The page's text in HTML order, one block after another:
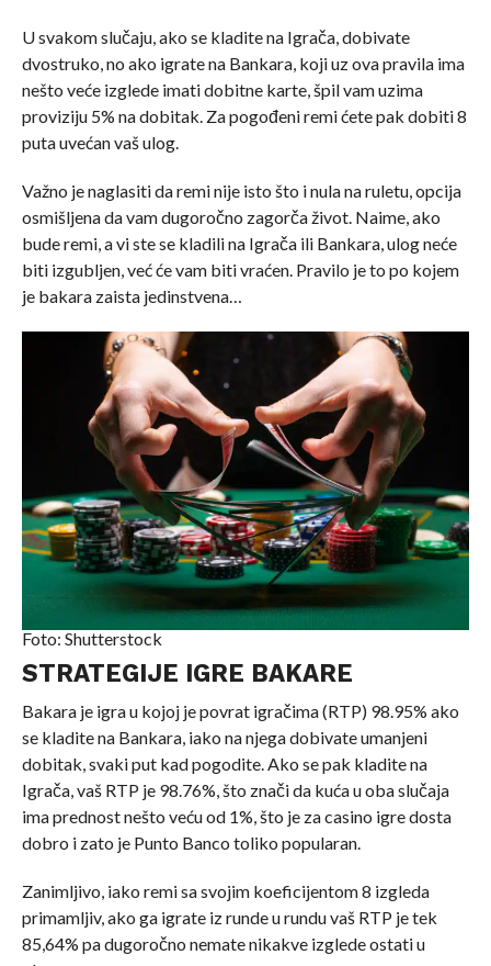
U svakom slučaju, ako se kladite na Igrača, dobivate
dvostruko, no ako igrate na Bankara, koji uz ova pravila ima
nešto veće izglede imati dobitne karte, špil vam uzima
proviziju 5% na dobitak. Za pogođeni remi ćete pak dobiti 8
puta uvećan vaš ulog.
Važno je naglasiti da remi nije isto što i nula na ruletu, opcija
osmišljena da vam dugoročno zagorča život. Naime, ako
bude remi, a vi ste se kladili na Igrača ili Bankara, ulog neće
biti izgubljen, već će vam biti vraćen. Pravilo je to po kojem
je bakara zaista jedinstvena…
Foto: Shutterstock
STRATEGIJE IGRE BAKARE
Bakara je igra u kojoj je povrat igračima (RTP) 98.95% ako
se kladite na Bankara, iako na njega dobivate umanjeni
dobitak, svaki put kad pogodite. Ako se pak kladite na
Igrača, vaš RTP je 98.76%, što znači da kuća u oba slučaja
ima prednost nešto veću od 1%, što je za casino igre dosta
dobro i zato je Punto Banco toliko popularan.
Zanimljivo, iako remi sa svojim koeficijentom 8 izgleda
primamljiv, ako ga igrate iz runde u rundu vaš RTP je tek
85,64% pa dugoročno nemate nikakve izglede ostati u